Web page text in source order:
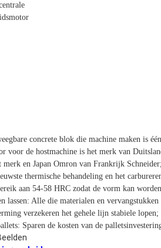
concrete blok die machine maken is
voor de hostmachine is het merk van
merk en Japan Omron van Frankrijk Schneider;
thermische behandeling en het
aan 54-58 HRC zodat de vorm kan
lassen: Alle die materialen en
verzekeren het gehele lijn stabiele lopen;
Sparen de kosten van de